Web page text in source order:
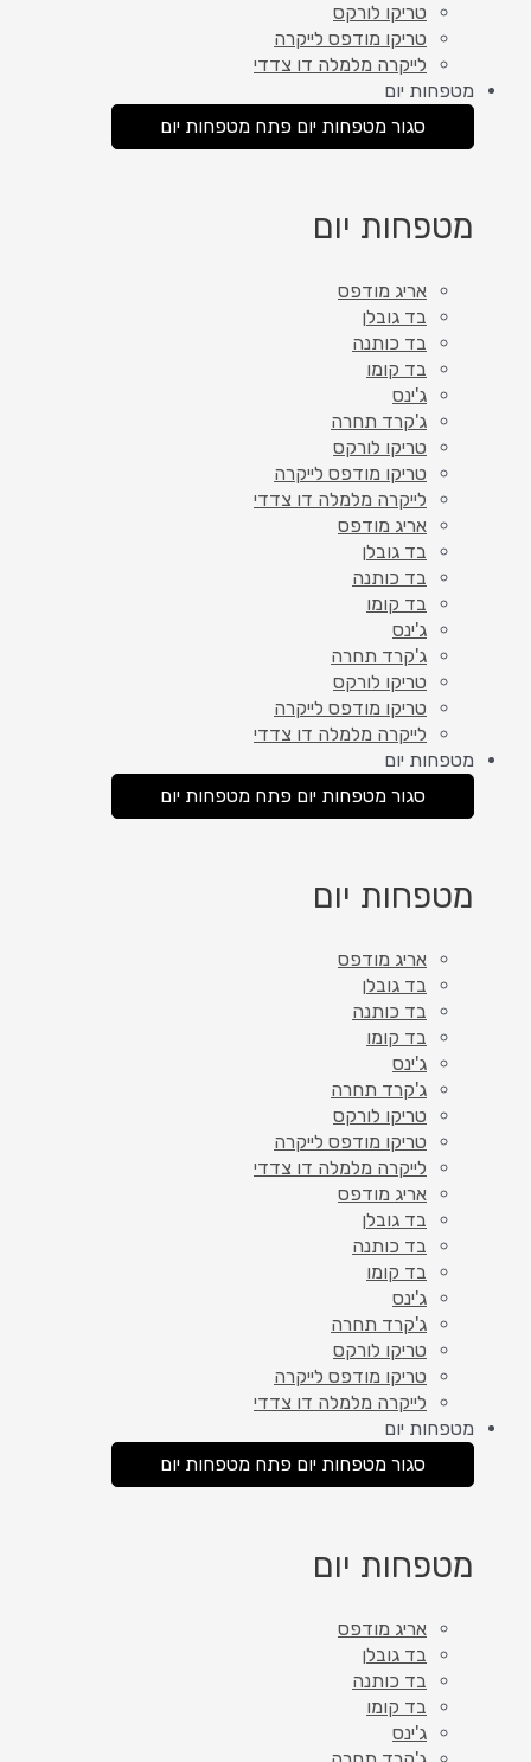
טריקו לורקס
טריקו מודפס לייקרה
לייקרה מלמלה דו צדדי
מטפחות יום
סגור מטפחות יום פתח מטפחות יום
מטפחות יום
אריג מודפס
בד גובלן
בד כותנה
בד קומו
ג'ינס
ג'קרד תחרה
טריקו לורקס
טריקו מודפס לייקרה
לייקרה מלמלה דו צדדי
אריג מודפס
בד גובלן
בד כותנה
בד קומו
ג'ינס
ג'קרד תחרה
טריקו לורקס
טריקו מודפס לייקרה
לייקרה מלמלה דו צדדי
מטפחות יום
סגור מטפחות יום פתח מטפחות יום
מטפחות יום
אריג מודפס
בד גובלן
בד כותנה
בד קומו
ג'ינס
ג'קרד תחרה
טריקו לורקס
טריקו מודפס לייקרה
לייקרה מלמלה דו צדדי
אריג מודפס
בד גובלן
בד כותנה
בד קומו
ג'ינס
ג'קרד תחרה
טריקו לורקס
טריקו מודפס לייקרה
לייקרה מלמלה דו צדדי
מטפחות יום
סגור מטפחות יום פתח מטפחות יום
מטפחות יום
אריג מודפס
בד גובלן
בד כותנה
בד קומו
ג'ינס